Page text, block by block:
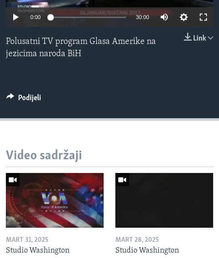
MAGAZIN
Learning English
0:00 30:00
Link
Polusatni TV program Glasa Amerike na
jezicima naroda BiH
Podijeli
Video sadržaji
MART 31, 2025
Studio Washington
MART 28, 2025
Studio Washington